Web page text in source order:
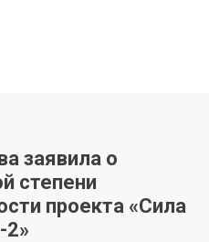
заявила о
степени
проекта «Сила
2»